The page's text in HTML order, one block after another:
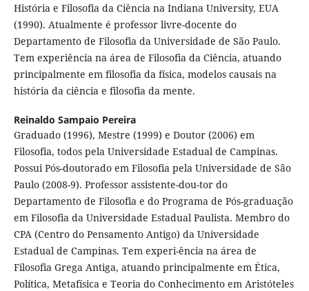
História e Filosofia da Ciência na Indiana University, EUA
(1990). Atualmente é professor livre-docente do
Departamento de Filosofia da Universidade de São Paulo.
Tem experiência na área de Filosofia da Ciência, atuando
principalmente em filosofia da física, modelos causais na
história da ciência e filosofia da mente.
Reinaldo Sampaio Pereira
Graduado (1996), Mestre (1999) e Doutor (2006) em
Filosofia, todos pela Universidade Estadual de Campinas.
Possui Pós-doutorado em Filosofia pela Universidade de São
Paulo (2008-9). Professor assistente-dou-tor do
Departamento de Filosofia e do Programa de Pós-graduação
em Filosofia da Universidade Estadual Paulista. Membro do
CPA (Centro do Pensamento Antigo) da Universidade
Estadual de Campinas. Tem experi-ência na área de
Filosofia Grega Antiga, atuando principalmente em Ética,
Política, Metafísica e Teoria do Conhecimento em Aristóteles